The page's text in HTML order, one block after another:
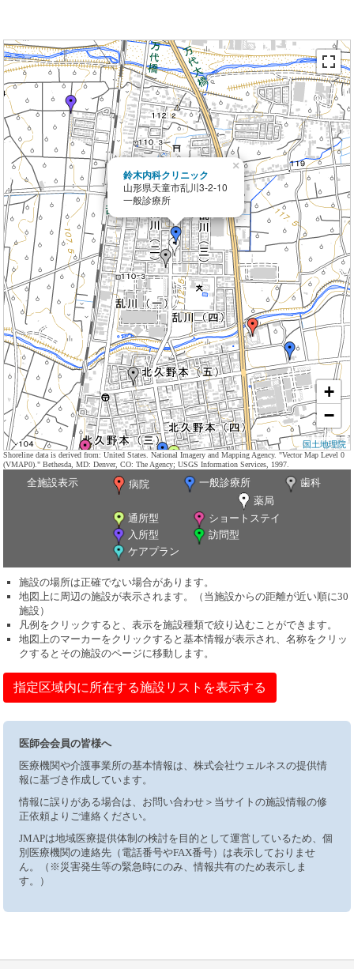
鈴木内科クリニック
山形県天童市乱川3-2-10
一般診療所
×
+
−
国土地理院
Shoreline data is derived from: United States. National Imagery and Mapping Agency. "Vector Map Level 0
(VMAP0)." Bethesda, MD: Denver, CO: The Agency; USGS Information Services, 1997.
全施設表示 病院 一般診療所
歯科
薬局
通所型
ショートステイ
入所型
訪問型
ケアプラン
施設の場所は正確でない場合があります。
地図上に周辺の施設が表示されます。（当施設からの距離が近い順に30
施設）
凡例をクリックすると、表示を施設種類で絞り込むことができます。
地図上のマーカーをクリックすると基本情報が表示され、名称をクリッ
クするとその施設のページに移動します。
指定区域内に所在する施設リストを表示する
医師会会員の皆様へ
医療機関や介護事業所の基本情報は、株式会社ウェルネスの提供情
報に基づき作成しています。
情報に誤りがある場合は、お問い合わせ＞当サイトの施設情報の修
正依頼よりご連絡ください。
JMAPは地域医療提供体制の検討を目的として運営しているため、個
別医療機関の連絡先（電話番号やFAX番号）は表示しておりませ
ん。（※災害発生等の緊急時にのみ、情報共有のため表示しま
す。）